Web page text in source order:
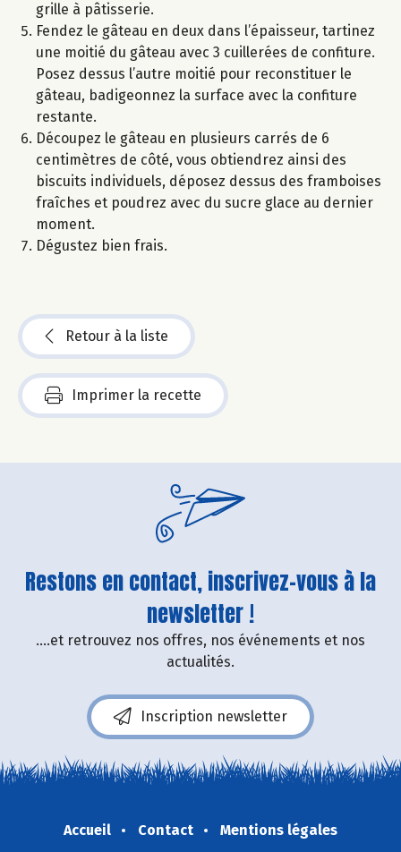
grille à pâtisserie.
Fendez le gâteau en deux dans l’épaisseur, tartinez
une moitié du gâteau avec 3 cuillerées de confiture.
Posez dessus l’autre moitié pour reconstituer le
gâteau, badigeonnez la surface avec la confiture
restante.
Découpez le gâteau en plusieurs carrés de 6
centimètres de côté, vous obtiendrez ainsi des
biscuits individuels, déposez dessus des framboises
fraîches et poudrez avec du sucre glace au dernier
moment.
Dégustez bien frais.
Retour à la liste
Imprimer la recette
Restons en contact, inscrivez-vous à la
newsletter !
....et retrouvez nos offres, nos événements et nos
actualités.
Inscription newsletter
Accueil Contact
Mentions légales